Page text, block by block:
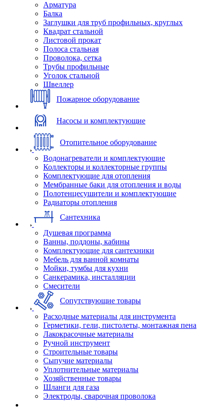
Арматура
Балка
Заглушки для труб профильных, круглых
Квадрат стальной
Листовой прокат
Полоса стальная
Проволока, сетка
Трубы профильные
Уголок стальной
Швеллер
Пожарное оборудование
Насосы и комплектующие
Отопительное оборудование
Водонагреватели и комплектующие
Коллекторы и коллекторные группы
Комплектующие для отопления
Мембранные баки для отопления и воды
Полотенцесушители и комплектующие
Радиаторы отопления
Сантехника
Душевая программа
Ванны, поддоны, кабины
Комплектующие для сантехники
Мебель для ванной комнаты
Мойки, тумбы для кухни
Санкерамика, инсталляции
Смесители
Сопутствующие товары
Расходные материалы для инструмента
Герметики, гели, пистолеты, монтажная пена
Лакокрасочные материалы
Ручной инструмент
Строительные товары
Сыпучие материалы
Уплотнительные материалы
Хозяйственные товары
Шланги для газа
Электроды, сварочная проволока